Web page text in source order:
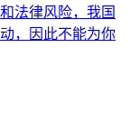
法律风险，我国
，因此不能为你